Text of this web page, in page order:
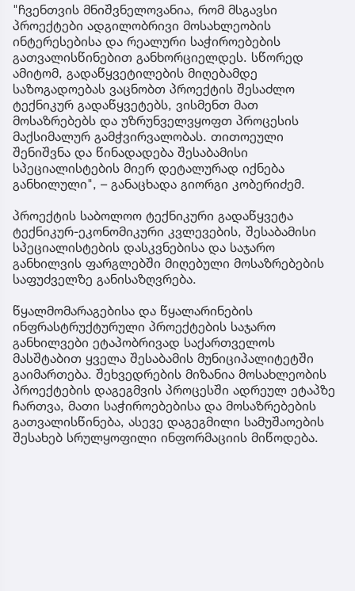
"ჩვენთვის მნიშვნელოვანია, რომ მსგავსი
პროექტები ადგილობრივი მოსახლეობის
ინტერესებისა და რეალური საჭიროებების
გათვალისწინებით განხორციელდეს. სწორედ
ამიტომ, გადაწყვეტილების მიღებამდე
საზოგადოებას ვაცნობთ პროექტის შესაძლო
ტექნიკურ გადაწყვეტებს, ვისმენთ მათ
მოსაზრებებს და უზრუნველვყოფთ პროცესის
მაქსიმალურ გამჭვირვალობას. თითოეული
შენიშვნა და წინადადება შესაბამისი
სპეციალისტების მიერ დეტალურად იქნება
განხილული", – განაცხადა გიორგი კობერიძემ.
პროექტის საბოლოო ტექნიკური გადაწყვეტა
ტექნიკურ-ეკონომიკური კვლევების, შესაბამისი
სპეციალისტების დასკვნებისა და საჯარო
განხილვის ფარგლებში მიღებული მოსაზრებების
საფუძველზე განისაზღვრება.
წყალმომარაგებისა და წყალარინების
ინფრასტრუქტურული პროექტების საჯარო
განხილვები ეტაპობრივად საქართველოს
მასშტაბით ყველა შესაბამის მუნიციპალიტეტში
გაიმართება. შეხვედრების მიზანია მოსახლეობის
პროექტების დაგეგმვის პროცესში ადრეულ ეტაპზე
ჩართვა, მათი საჭიროებებისა და მოსაზრებების
გათვალისწინება, ასევე დაგეგმილი სამუშაოების
შესახებ სრულყოფილი ინფორმაციის მიწოდება.